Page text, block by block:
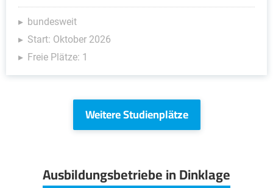
bundesweit
Start: Oktober 2026
Freie Plätze: 1
Weitere Studienplätze
Ausbildungsbetriebe in Dinklage